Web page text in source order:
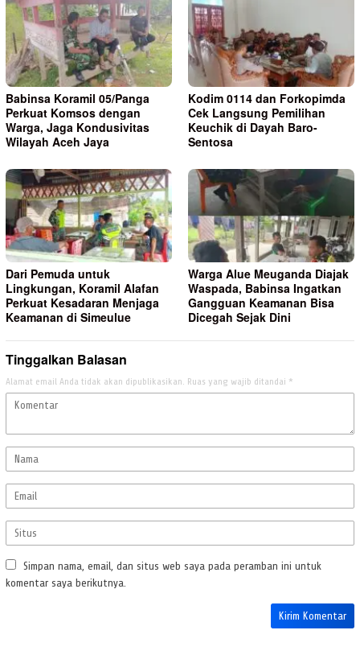
Babinsa Koramil 05/Panga
Perkuat Komsos dengan
Warga, Jaga Kondusivitas
Wilayah Aceh Jaya
Kodim 0114 dan Forkopimda
Cek Langsung Pemilihan
Keuchik di Dayah Baro-
Sentosa
Dari Pemuda untuk
Lingkungan, Koramil Alafan
Perkuat Kesadaran Menjaga
Keamanan di Simeulue
Warga Alue Meuganda Diajak
Waspada, Babinsa Ingatkan
Gangguan Keamanan Bisa
Dicegah Sejak Dini
Tinggalkan Balasan
Alamat email Anda tidak akan dipublikasikan. Ruas yang wajib ditandai *
Simpan nama, email, dan situs web saya pada peramban ini untuk
komentar saya berikutnya.